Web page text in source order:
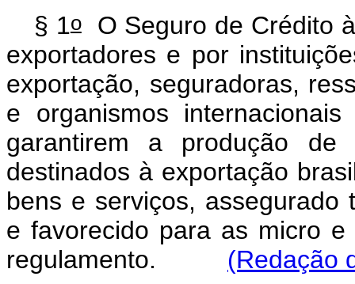
§ 1oO Seguro de Crédito
exportadores e por
exportação, seguradoras,
e organismos
garantirem a produção
destinados à exportação
bens e serviços, assegurado
e favorecido para as micro
regulamento. (Redação